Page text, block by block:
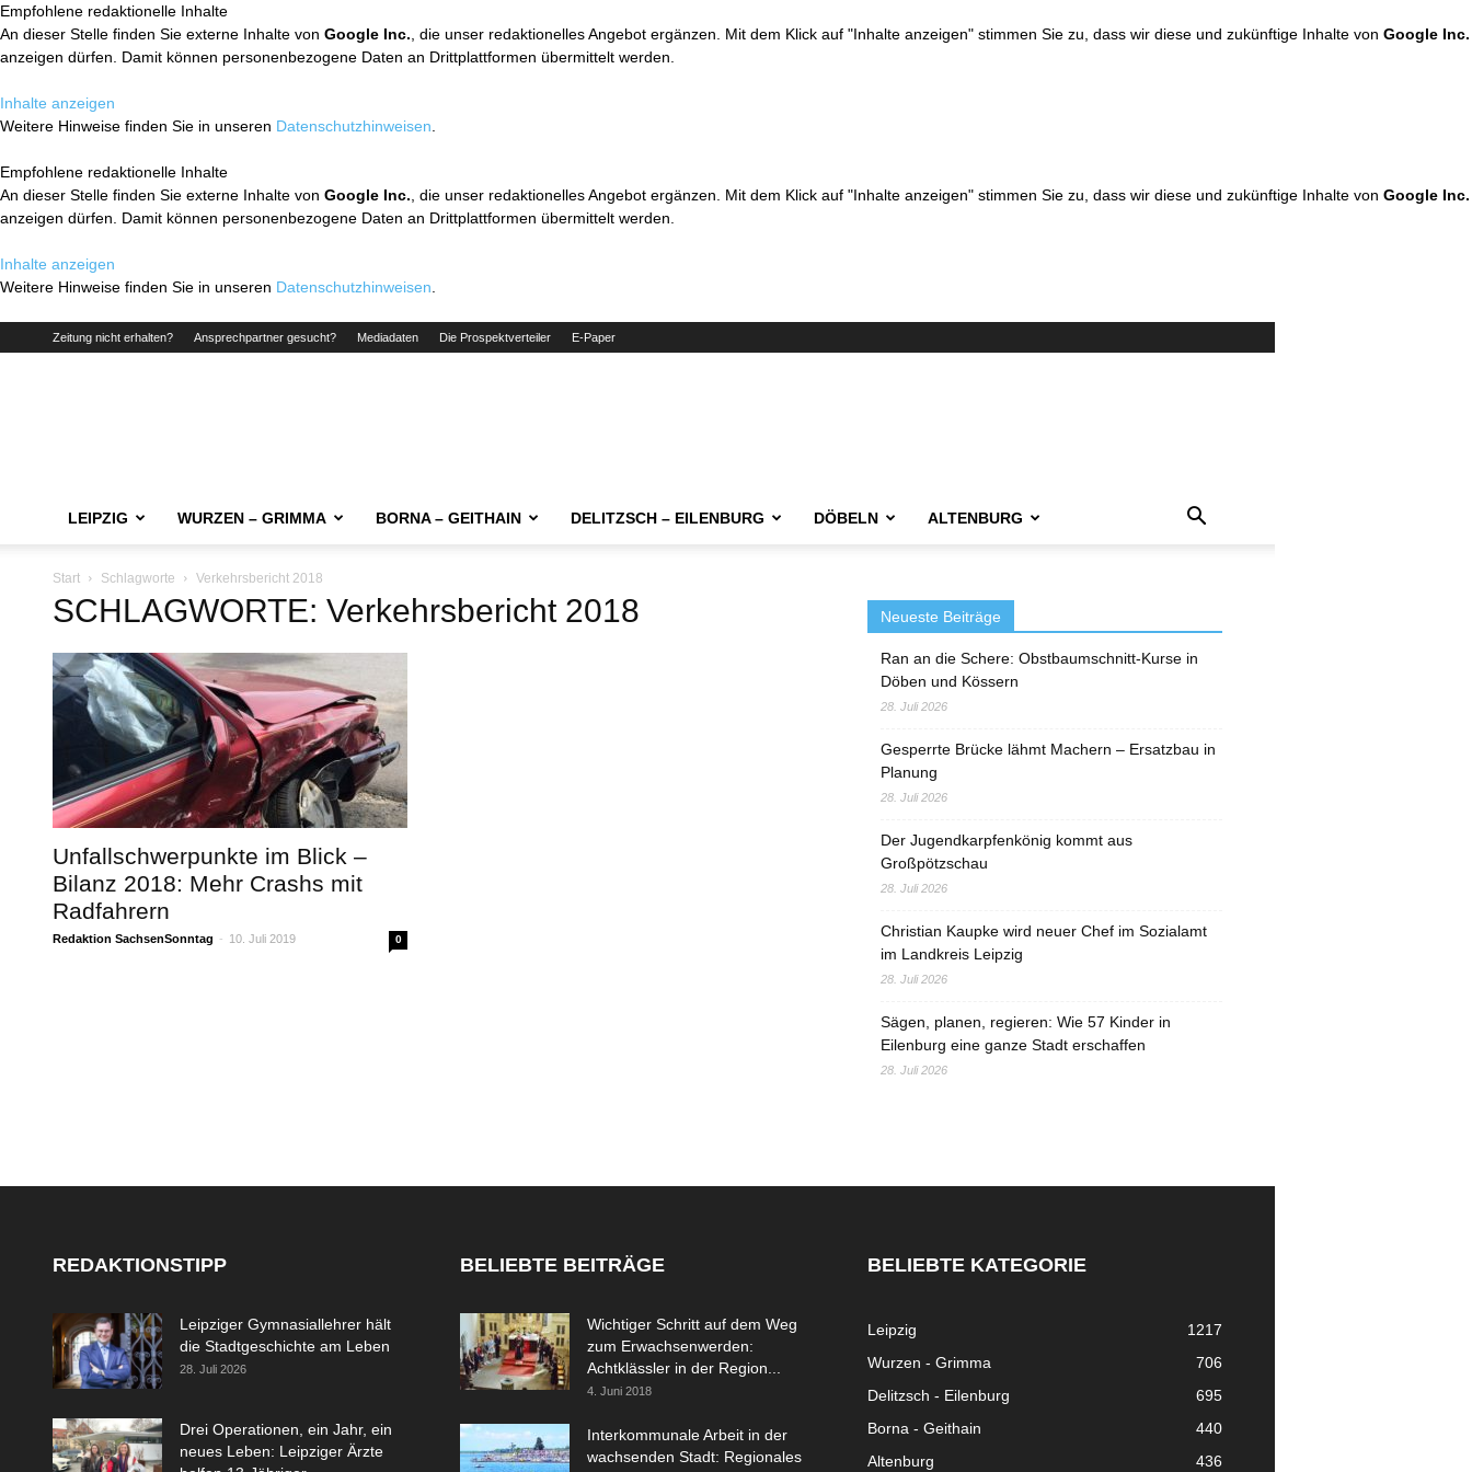
Empfohlene redaktionelle Inhalte
An dieser Stelle finden Sie externe Inhalte von Google Inc. , die unser redaktionelles Angebot ergänzen. Mit dem Klick auf "Inhalte anzeigen" stimmen Sie zu, dass wir diese und zukünftige Inhalte von Google Inc.
anzeigen dürfen. Damit können personenbezogene Daten an Drittplattformen übermittelt werden.
Inhalte anzeigen
Weitere Hinweise finden Sie in unseren Datenschutzhinweisen
Empfohlene redaktionelle Inhalte
An dieser Stelle finden Sie externe Inhalte von Google Inc. , die unser redaktionelles Angebot ergänzen. Mit dem Klick auf "Inhalte anzeigen" stimmen Sie zu, dass wir diese und zukünftige Inhalte von Google Inc.
anzeigen dürfen. Damit können personenbezogene Daten an Drittplattformen übermittelt werden.
Inhalte anzeigen
Weitere Hinweise finden Sie in unseren Datenschutzhinweisen
Zeitung nicht erhalten? Ansprechpartner gesucht? Mediadaten Die Prospektverteiler E-Paper
LEIPZIG WURZEN – GRIMMA BORNA – GEITHAIN DELITZSCH – EILENBURG DÖBELN ALTENBURG
Start Schlagworte Verkehrsbericht 2018
SCHLAGWORTE: Verkehrsbericht 2018
Unfallschwerpunkte im Blick –
Bilanz 2018: Mehr Crashs mit
Radfahrern
Redaktion SachsenSonntag - 10. Juli 2019 0
Neueste Beiträge
Ran an die Schere: Obstbaumschnitt-Kurse in
Döben und Kössern
28. Juli 2026
Gesperrte Brücke lähmt Machern – Ersatzbau in
Planung
28. Juli 2026
Der Jugendkarpfenkönig kommt aus
Großpötzschau
28. Juli 2026
Christian Kaupke wird neuer Chef im Sozialamt
im Landkreis Leipzig
28. Juli 2026
Sägen, planen, regieren: Wie 57 Kinder in
Eilenburg eine ganze Stadt erschaffen
28. Juli 2026
REDAKTIONSTIPP
Leipziger Gymnasiallehrer hält
die Stadtgeschichte am Leben
28. Juli 2026
Drei Operationen, ein Jahr, ein
neues Leben: Leipziger Ärzte
BELIEBTE BEITRÄGE
Wichtiger Schritt auf dem Weg
zum Erwachsenwerden:
Achtklässler in der Region...
4. Juni 2018
Interkommunale Arbeit in der
wachsenden Stadt: Regionales
BELIEBTE KATEGORIE
Leipzig
1217
Wurzen - Grimma
706
Delitzsch - Eilenburg
695
Borna - Geithain
440
Altenburg
436